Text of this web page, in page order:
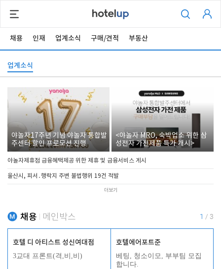
채용 인재 업계소식 구매/견적 부동산
업계소식
야놀자17주년 기념 야놀자 통합발
주센터 할인 프로모션 진행
<야놀자 MRO, 숙박업소 위한 삼
성전자 가전제품 특가 개시>
야놀자제휴점 금융혜택제공 위한 제휴 및 금융서비스 게시
울산시, 피서․행락지 주변 불법행위 19건 적발
더보기
채용 메인박스 1 / 3
호텔 디 아티스트 성신여대점
3교대 프론트(격,비,비)
호텔에어포트준
베팅, 청소이모, 부부팀 모집
합니다.